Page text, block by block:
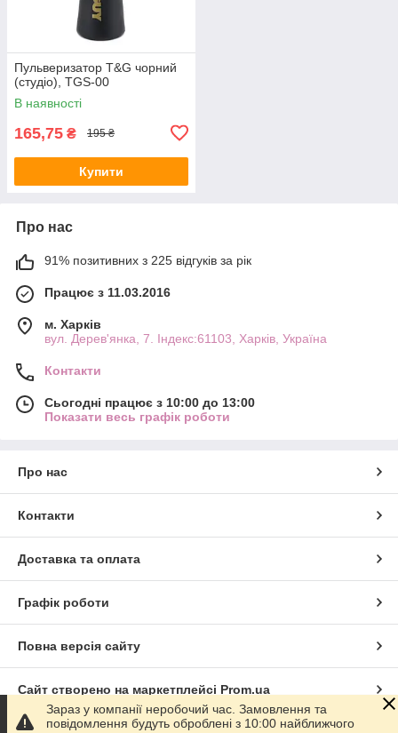
Пульверизатор T&G чорний
(студіо), TGS-00
В наявності
165,75 ₴ 195 ₴
Купити
Про нас
91% позитивних з 225 відгуків за рік
Працює з 11.03.2016
м. Харків
вул. Дерев'янка, 7. Індекс:61103, Харків, Україна
Контакти
Сьогодні працює з 10:00 до 13:00
Показати весь графік роботи
Про нас
Контакти
Доставка та оплата
Графік роботи
Повна версія сайту
Сайт створено на маркетплейсі Prom.ua
Зараз у компанії неробочий час. Замовлення та
повідомлення будуть оброблені з 10:00 найближчого